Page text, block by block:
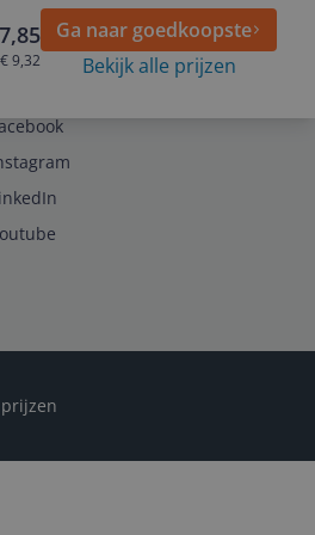
9,32
Ga naar goedkoopste
Bekijk alle prijzen